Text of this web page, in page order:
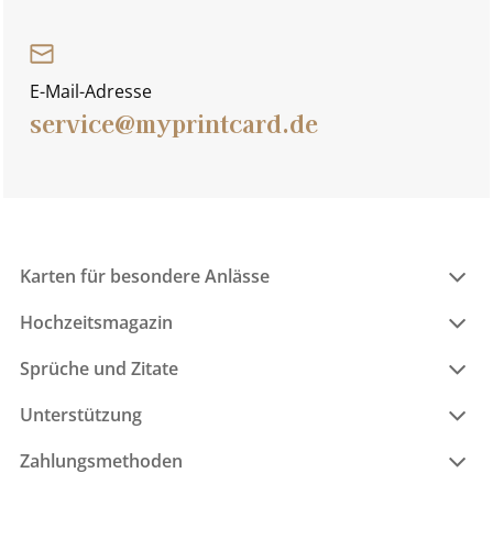
E-Mail-Adresse
service@myprintcard.de
Karten für besondere Anlässe
Hochzeitsmagazin
Sprüche und Zitate
Unterstützung
Zahlungsmethoden